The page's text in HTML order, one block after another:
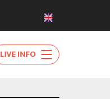
LIVE INFO